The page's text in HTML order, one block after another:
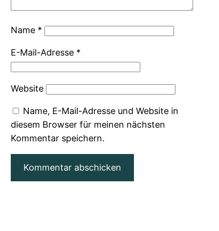
Name *
E-Mail-Adresse *
Website
Name, E-Mail-Adresse und Website in
diesem Browser für meinen nächsten
Kommentar speichern.